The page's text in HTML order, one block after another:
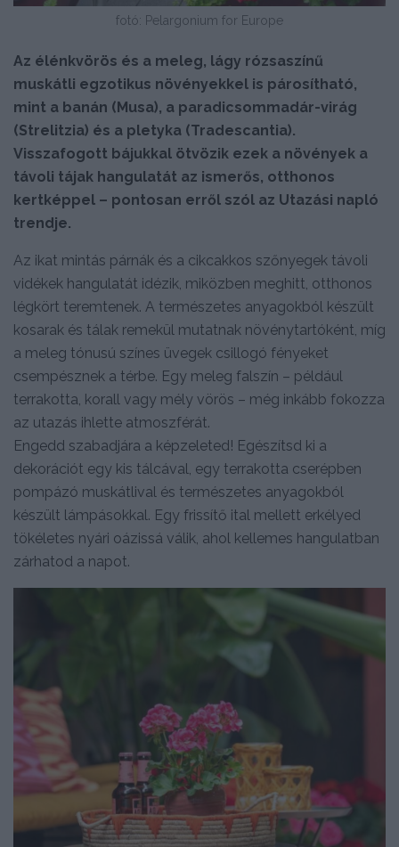
fotó: Pelargonium for Europe
Az élénkvörös és a meleg, lágy rózsaszínű
muskátli egzotikus növényekkel is párosítható,
mint a banán (Musa), a paradicsommadár-virág
(Strelitzia) és a pletyka (Tradescantia).
Visszafogott bájukkal ötvözik ezek a növények a
távoli tájak hangulatát az ismerős, otthonos
kertképpel – pontosan erről szól az Utazási napló
trendje.
Az ikat mintás párnák és a cikcakkos szőnyegek távoli
vidékek hangulatát idézik, miközben meghitt, otthonos
légkört teremtenek. A természetes anyagokból készült
kosarak és tálak remekül mutatnak növénytartóként, míg
a meleg tónusú színes üvegek csillogó fényeket
csempésznek a térbe. Egy meleg falszín – például
terrakotta, korall vagy mély vörös – még inkább fokozza
az utazás ihlette atmoszférát.
Engedd szabadjára a képzeleted! Egészítsd ki a
dekorációt egy kis tálcával, egy terrakotta cserépben
pompázó muskátlival és természetes anyagokból
készült lámpásokkal. Egy frissítő ital mellett erkélyed
tökéletes nyári oázissá válik, ahol kellemes hangulatban
zárhatod a napot.